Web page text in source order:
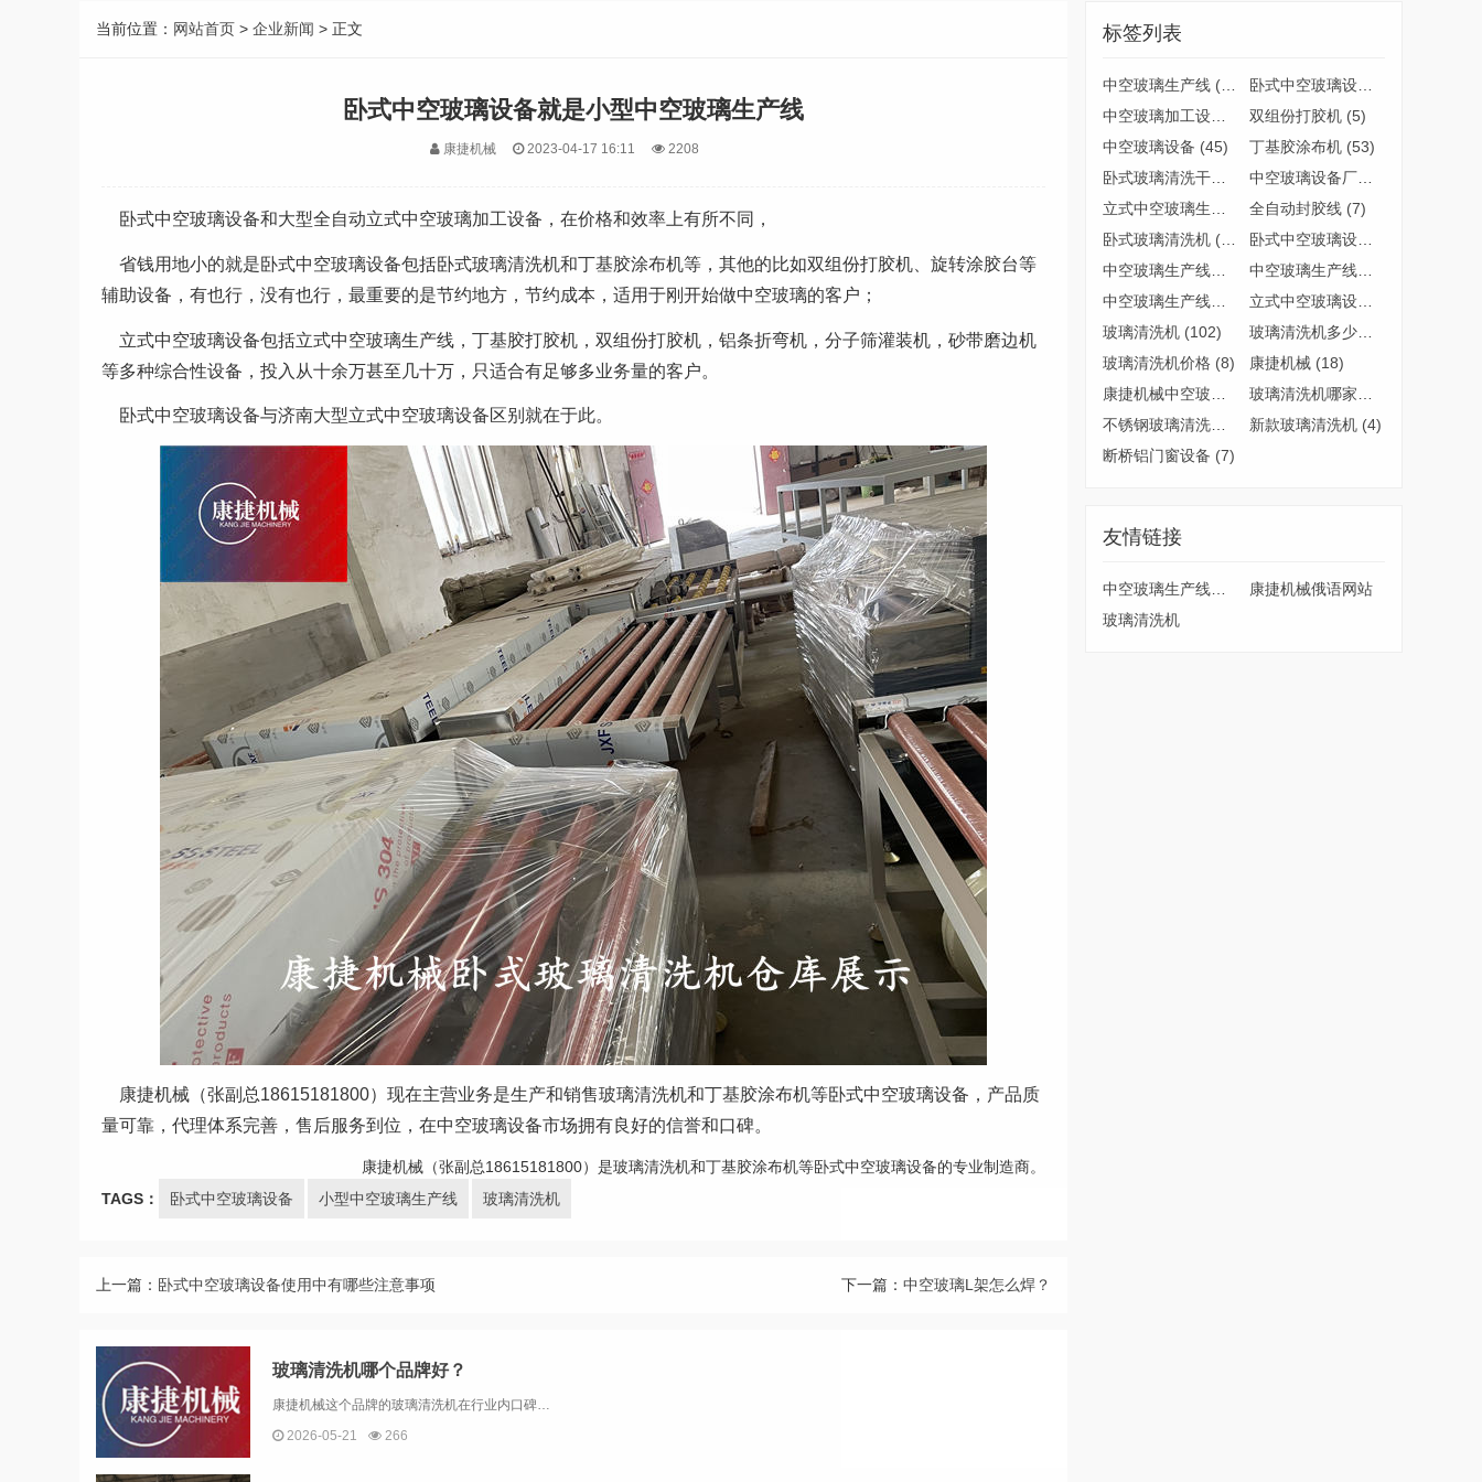
当前位置： 网站首页 > 企业新闻 > 正文
卧式中空玻璃设备就是小型中空玻璃生产线
康捷机械 2023-04-17 16:11 2208
卧式中空玻璃设备和大型全自动立式中空玻璃加工设备，在价格和效率上有所不同，
省钱用地小的就是卧式中空玻璃设备包括卧式玻璃清洗机和丁基胶涂布机等，其他的比如双组份打胶机、旋转涂胶台等
辅助设备，有也行，没有也行，最重要的是节约地方，节约成本，适用于刚开始做中空玻璃的客户；
立式中空玻璃设备包括立式中空玻璃生产线，丁基胶打胶机，双组份打胶机，铝条折弯机，分子筛灌装机，砂带磨边机
等多种综合性设备，投入从十余万甚至几十万，只适合有足够多业务量的客户。
卧式中空玻璃设备与济南大型立式中空玻璃设备区别就在于此。
康捷机械（张副总18615181800）现在主营业务是生产和销售玻璃清洗机和丁基胶涂布机等卧式中空玻璃设备，产品质
量可靠，代理体系完善，售后服务到位，在中空玻璃设备市场拥有良好的信誉和口碑。
康捷机械（张副总18615181800）是玻璃清洗机和丁基胶涂布机等卧式中空玻璃设备的专业制造商。
TAGS：
卧式中空玻璃设备 小型中空玻璃生产线 玻璃清洗机
上一篇： 卧式中空玻璃设备使用中有哪些注意事项 下一篇： 中空玻璃L架怎么焊？
玻璃清洗机哪个品牌好？
康捷机械这个品牌的玻璃清洗机在行业内口碑很好，尤其适合中小型玻璃加工厂。设备稳定、售后响应快，性价比高。
2026-05-21
266
标签列表
中空玻璃生产线(89)
中空玻璃加工设备
(4)双组份打胶机 (5)
中空玻璃设备 (45) 丁基胶涂布机 (53)
卧式玻璃清洗干燥机
(5)
(6)
全自动封胶线 (7)
卧式玻璃清洗机(22)
中空玻璃生产线哪家好
(11)
中空玻璃生产线厂家
(8)
玻璃清洗机(102)
玻璃清洗机价格 (8) 康捷机械 (18)
(5)
不锈钢玻璃清洗机
新款玻璃清洗机 (4)
断桥铝门窗设备 (7)
友情链接
中空玻璃生产线厂家
康捷机械俄语网站
玻璃清洗机